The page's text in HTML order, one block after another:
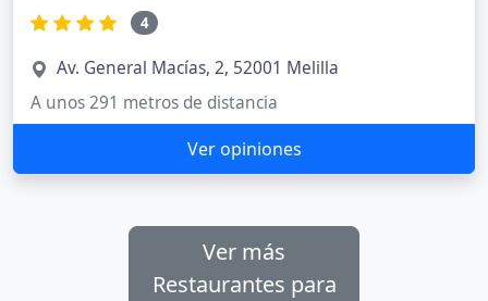
4
Av. General Macías, 2, 52001 Melilla
A unos 291 metros de distancia
Ver opiniones
Ver más
Restaurantes para